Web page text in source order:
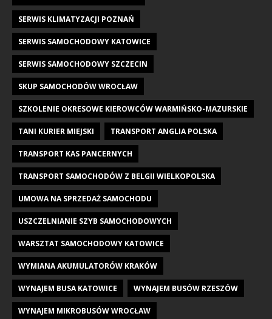
SERWIS KLIMATYZACJI POZNAŃ
SERWIS SAMOCHODOWY KATOWICE
SERWIS SAMOCHODOWY SZCZECIN
SKUP SAMOCHODÓW WROCŁAW
SZKOLENIE OKRESOWE KIEROWCÓW WARMIŃSKO-MAZURSKIE
TANI KURIER MIEJSKI TRANSPORT ANGLIA POLSKA
TRANSPORT KAS PANCERNYCH
TRANSPORT SAMOCHODÓW Z BELGII WIELKOPOLSKA
UMOWA NA SPRZEDAŻ SAMOCHODU
USZCZELNIANIE SZYB SAMOCHODOWYCH
WARSZTAT SAMOCHODOWY KATOWICE
WYMIANA AKUMULATORÓW KRAKÓW
WYNAJEM BUSA KATOWICE WYNAJEM BUSÓW RZESZÓW
WYNAJEM MIKROBUSÓW WROCŁAW